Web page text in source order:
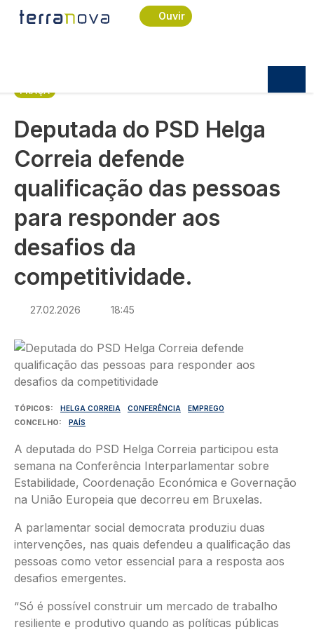
Passar para o conteúdo principal
Ouvir
Navegação estrutural
Início
Praça
Deputada do PSD Helga Correia defende
PRAÇA
Deputada do PSD Helga
Correia defende
qualificação das pessoas
para responder aos
desafios da
competitividade.
27.02.2026 18:45
Imagem
TÓPICOS HELGA CORREIA CONFERÊNCIA
EMPREGO
CONCELHO
PAÍS
A deputada do PSD Helga Correia participou esta
semana na Conferência Interparlamentar sobre
Estabilidade, Coordenação Económica e Governação
na União Europeia que decorreu em Bruxelas.
A parlamentar social democrata produziu duas
intervenções, nas quais defendeu a qualificação das
pessoas como vetor essencial para a resposta aos
desafios emergentes.
“Só é possível construir um mercado de trabalho
resiliente e produtivo quando as políticas públicas